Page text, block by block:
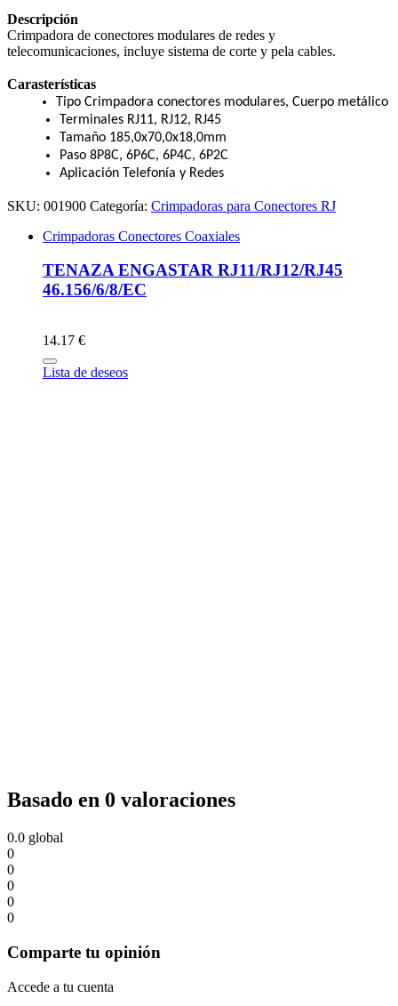
Descripción
Crimpadora de conectores modulares de redes y
telecomunicaciones, incluye sistema de corte y pela cables.
Carasterísticas
Tipo Crimpadora conectores modulares, Cuerpo metálico
Terminales RJ11, RJ12, RJ45
Tamaño 185,0x70,0x18,0mm
Paso 8P8C, 6P6C, 6P4C, 6P2C
Aplicación Telefonía y Redes
SKU: 001900 Categoría: Crimpadoras para Conectores RJ
Crimpadoras Conectores Coaxiales
TENAZA ENGASTAR RJ11/RJ12/RJ45
46.156/6/8/EC
14.17 €
Lista de deseos
Basado en 0 valoraciones
0.0 global
0
0
0
0
0
Comparte tu opinión
Accede a tu cuenta